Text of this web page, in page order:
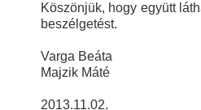
Köszönjük, hogy együtt
beszélgetést.
Varga Beáta
Majzik Máté
2013.11.02.